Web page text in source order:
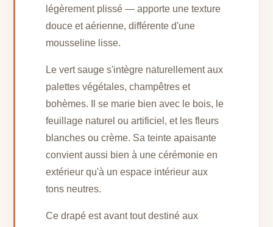
légèrement plissé — apporte une texture
douce et aérienne, différente d'une
mousseline lisse.
Le vert sauge s'intègre naturellement aux
palettes végétales, champêtres et
bohèmes. Il se marie bien avec le bois, le
feuillage naturel ou artificiel, et les fleurs
blanches ou crème. Sa teinte apaisante
convient aussi bien à une cérémonie en
extérieur qu'à un espace intérieur aux
tons neutres.
Ce drapé est avant tout destiné aux